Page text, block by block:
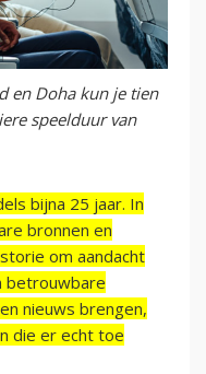
en Doha kun je tien
speelduur van
bijna 25 jaar. In
bronnen en
om aandacht
betrouwbare
nieuws brengen,
die er echt toe